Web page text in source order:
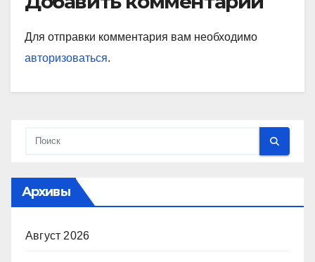
Для отправки комментария вам необходимо
авторизоваться.
Архивы
Август 2026